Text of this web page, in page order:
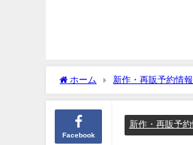
ホーム 新作・再販予約情報
Facebook
新作・再販予約